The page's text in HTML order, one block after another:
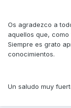
Os agradezco a
aquellos que,
Siempre es grato
conocimientos.
Un saludo muy